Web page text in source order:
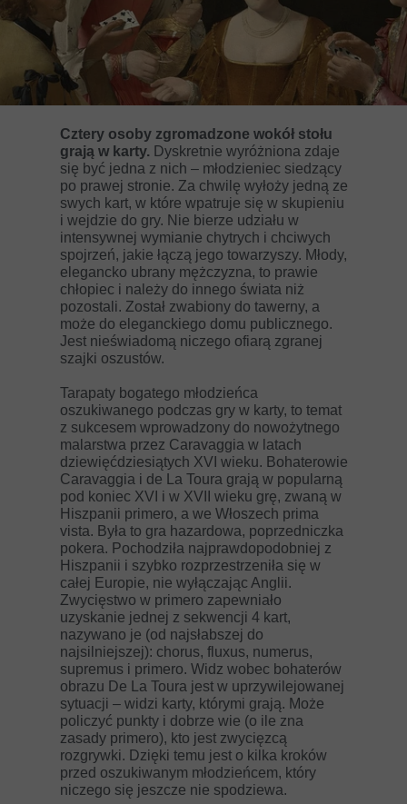
Cztery osoby zgromadzone wokół stołu
grają w karty. Dyskretnie wyróżniona zdaje
się być jedna z nich – młodzieniec siedzący
po prawej stronie. Za chwilę wyłoży jedną ze
swych kart, w które wpatruje się w skupieniu
i wejdzie do gry. Nie bierze udziału w
intensywnej wymianie chytrych i chciwych
spojrzeń, jakie łączą jego towarzyszy. Młody,
elegancko ubrany mężczyzna, to prawie
chłopiec i należy do innego świata niż
pozostali. Został zwabiony do tawerny, a
może do eleganckiego domu publicznego.
Jest nieświadomą niczego ofiarą zgranej
szajki oszustów.
Tarapaty bogatego młodzieńca
oszukiwanego podczas gry w karty, to temat
z sukcesem wprowadzony do nowożytnego
malarstwa przez Caravaggia w latach
dziewięćdziesiątych XVI wieku. Bohaterowie
Caravaggia i de La Toura grają w popularną
pod koniec XVI i w XVII wieku grę, zwaną w
Hiszpanii primero, a we Włoszech prima
vista. Była to gra hazardowa, poprzedniczka
pokera. Pochodziła najprawdopodobniej z
Hiszpanii i szybko rozprzestrzeniła się w
całej Europie, nie wyłączając Anglii.
Zwycięstwo w primero zapewniało
uzyskanie jednej z sekwencji 4 kart,
nazywano je (od najsłabszej do
najsilniejszej): chorus, fluxus, numerus,
supremus i primero. Widz wobec bohaterów
obrazu De La Toura jest w uprzywilejowanej
sytuacji – widzi karty, którymi grają. Może
policzyć punkty i dobrze wie (o ile zna
zasady primero), kto jest zwycięzcą
rozgrywki. Dzięki temu jest o kilka kroków
przed oszukiwanym młodzieńcem, który
niczego się jeszcze nie spodziewa.